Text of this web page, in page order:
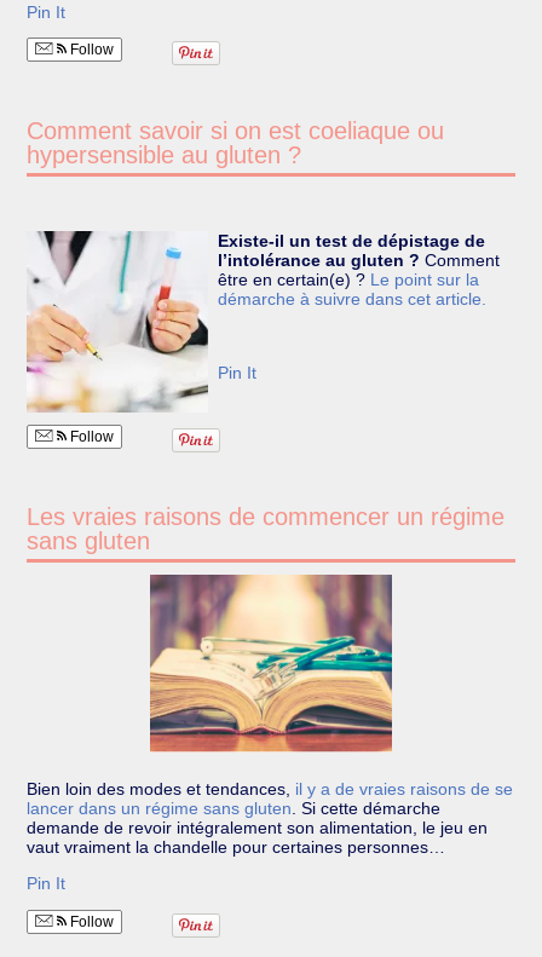
Pin It
Follow
Comment savoir si on est coeliaque ou
hypersensible au gluten ?
Existe-il un test de dépistage de
l’intolérance au gluten ? Comment
être en certain(e) ?Le point sur la
démarche à suivre dans cet article.
Pin It
Follow
Les vraies raisons de commencer un régime
sans gluten
Bien loin des modes et tendances, il y a de vraies raisons de se
lancer dans un régime sans gluten Si cette démarche
demande de revoir intégralement son alimentation, le jeu en
vaut vraiment la chandelle pour certaines personnes…
Pin It
Follow